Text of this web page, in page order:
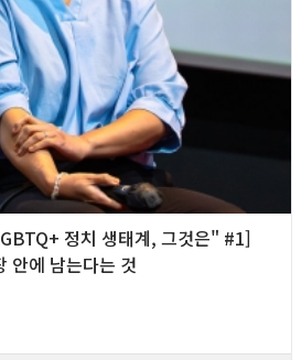
정치 생태계, 그것은" #1]
안에 남는다는 것